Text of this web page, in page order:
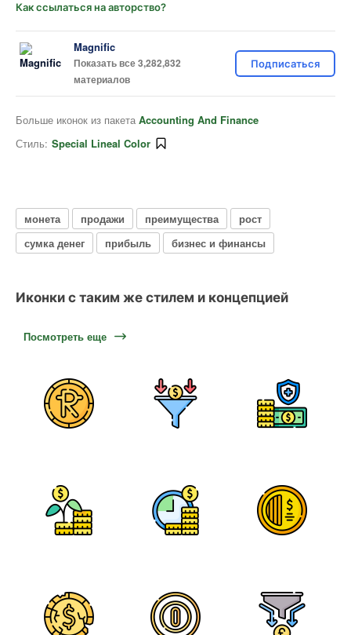
Как ссылаться на авторство?
Magnific
Показать все 3,282,832
материалов
Подписаться
Больше иконок из пакета Accounting And Finance
Стиль: Special Lineal Color
монета продажи преимущества
рост
сумка денег
прибыль бизнес и финансы
Иконки с таким же стилем и концепцией
Посмотреть еще